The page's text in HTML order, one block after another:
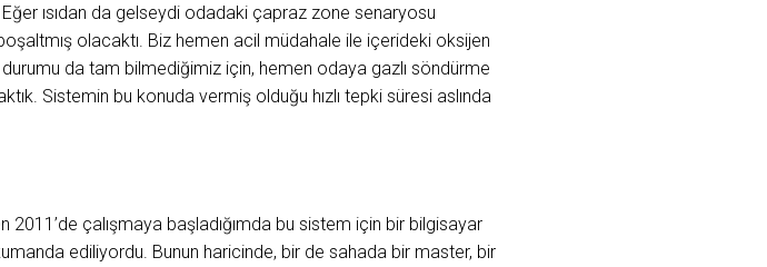
ısıdan da gelseydi odadaki çapraz zone senaryosu
olacaktı. Biz hemen acil müdahale ile içerideki oksijen
durumu da tam bilmediğimiz için, hemen odaya gazlı söndürme
Sistemin bu konuda vermiş olduğu hızlı tepki süresi aslında
2011’de çalışmaya başladığımda bu sistem için bir bilgisayar
ediliyordu. Bunun haricinde, bir de sahada bir master, bir